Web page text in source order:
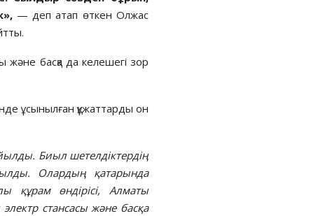
, — деп атап өткен Олжас
және басқа да келешегі зор
ұсынылған құжаттарды он
Биыл шетелдіктердің
Олардың қатарында
құрам өндірісі, Алматы
стансасы және басқа